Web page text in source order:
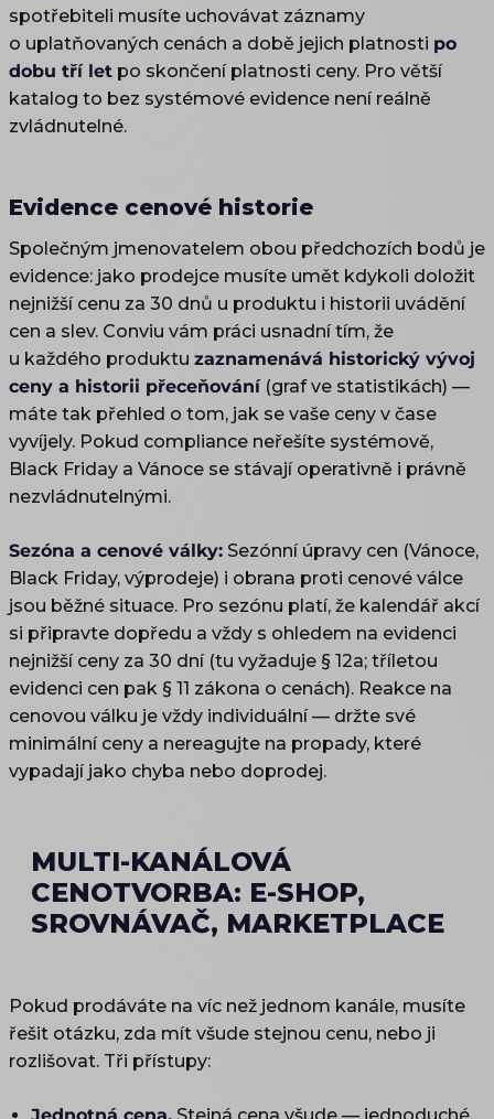
spotřebiteli musíte uchovávat záznamy
o uplatňovaných cenách a době jejich platnosti po
dobu tří let po skončení platnosti ceny. Pro větší
katalog to bez systémové evidence není reálně
zvládnutelné.
Evidence cenové historie
Společným jmenovatelem obou předchozích bodů je
evidence: jako prodejce musíte umět kdykoli doložit
nejnižší cenu za 30 dnů u produktu i historii uvádění
cen a slev. Conviu vám práci usnadní tím, že
u každého produktu zaznamenává historický vývoj
ceny a historii přeceňování(graf ve statistikách) —
máte tak přehled o tom, jak se vaše ceny v čase
vyvíjely. Pokud compliance neřešíte systémově,
Black Friday a Vánoce se stávají operativně i právně
nezvládnutelnými.
Sezóna a cenové války: Sezónní úpravy cen (Vánoce,
Black Friday, výprodeje) i obrana proti cenové válce
jsou běžné situace. Pro sezónu platí, že kalendář akcí
si připravte dopředu a vždy s ohledem na evidenci
nejnižší ceny za 30 dní (tu vyžaduje § 12a; tříletou
evidenci cen pak § 11 zákona o cenách). Reakce na
cenovou válku je vždy individuální — držte své
minimální ceny a nereagujte na propady, které
vypadají jako chyba nebo doprodej.
MULTI-KANÁLOVÁ
CENOTVORBA: E-SHOP,
SROVNÁVAČ, MARKETPLACE
Pokud prodáváte na víc než jednom kanále, musíte
řešit otázku, zda mít všude stejnou cenu, nebo ji
rozlišovat. Tři přístupy: